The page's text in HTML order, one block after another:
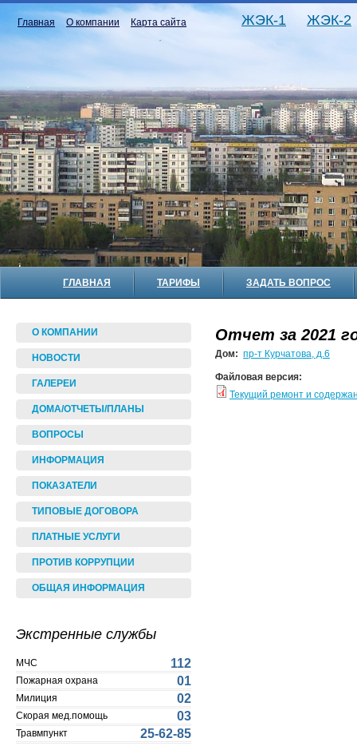
Главная О компании Карта сайта ЖЭК-1 ЖЭК-2
ГЛАВНАЯ ТАРИФЫ ЗАДАТЬ ВОПРОС
О КОМПАНИИ
НОВОСТИ
ГАЛЕРЕИ
ДОМА/ОТЧЕТЫ/ПЛАНЫ
ВОПРОСЫ
ИНФОРМАЦИЯ
ПОКАЗАТЕЛИ
ТИПОВЫЕ ДОГОВОРА
ПЛАТНЫЕ УСЛУГИ
ПРОТИВ КОРРУПЦИИ
ОБЩАЯ ИНФОРМАЦИЯ
Экстренные службы
МЧС 112
Пожарная охрана 01
Милиция 02
Скорая мед.помощь 03
Травмпункт 25-62-85
Отчет за 2021
Дом: пр-т Курчатова, д.6
Файловая версия:
Текущий ремонт и